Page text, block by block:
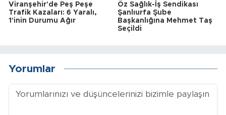
Viranşehir'de Peş Peşe
Trafik Kazaları: 6 Yaralı,
1'inin Durumu Ağır
Öz Sağlık-İş Sendikası
Şanlıurfa Şube
Başkanlığına Mehmet Taş
Seçildi
Yorumlar